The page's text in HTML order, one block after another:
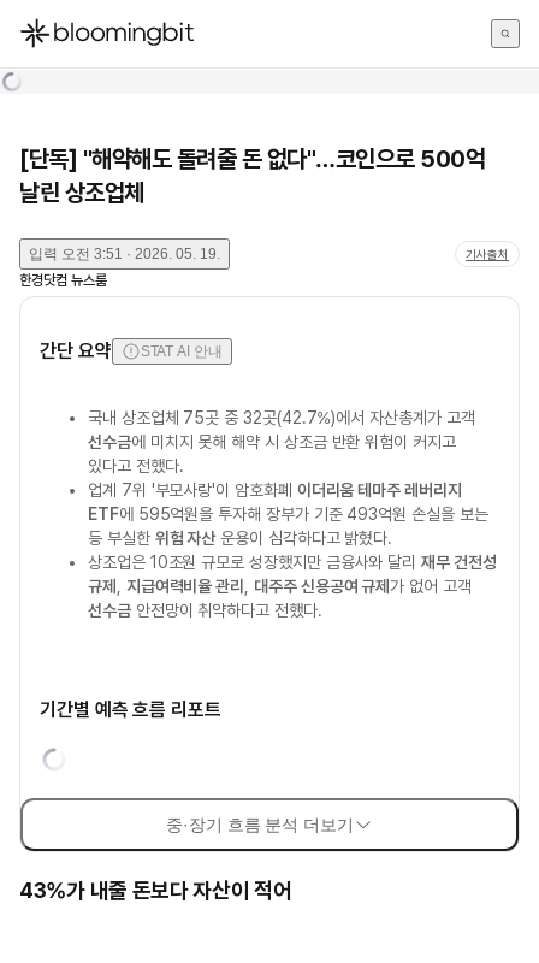
한국어
[단독] "해약해도 돌려줄 돈 없다"…코인으로 500억
날린 상조업체
입력 오전 3:51 · 2026. 05. 19. 기사출처
한경닷컴 뉴스룸
간단 요약 STAT AI 안내
국내 상조업체 75곳 중 32곳(42.7%)에서 자산총계가 고객
선수금에 미치지 못해 해약 시 상조금 반환 위험이 커지고
있다고 전했다.
업계 7위 '부모사랑'이 암호화폐 이더리움 테마주 레버리지
ETF에 595억원을 투자해 장부가 기준 493억원 손실을 보는
등 부실한 위험 자산운용이 심각하다고 밝혔다.
상조업은 10조원 규모로 성장했지만 금융사와 달리재무 건전성
규제
지급여력비율 관리 대주주 신용공여 규제가 없어 고객
선수금안전망이 취약하다고 전했다.
기간별 예측 흐름 리포트
중·장기 흐름 분석 더보기
43%가 내줄 돈보다 자산이 적어